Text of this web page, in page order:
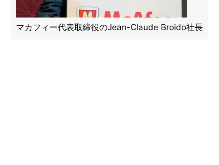
マカフィー代表取締役のJean-Claude Broido社長